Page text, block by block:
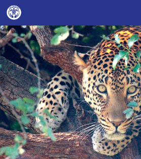
Aller
au
contenu